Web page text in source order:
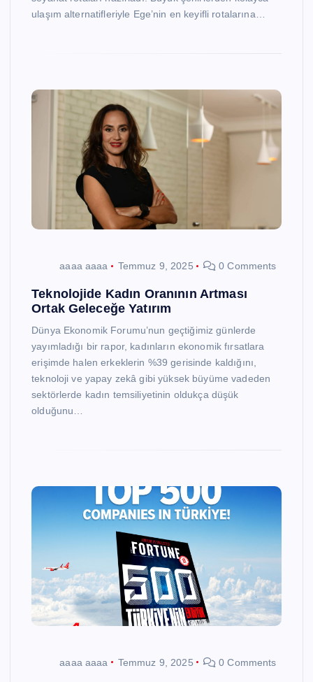
ulaşım alternatifleriyle Ege’nin en keyifli rotalarına…
aaaa aaaa Temmuz 9, 2025 0 Comments
Teknolojide Kadın Oranının Artması
Ortak Geleceğe Yatırım
Dünya Ekonomik Forumu’nun geçtiğimiz günlerde
yayımladığı bir rapor, kadınların ekonomik fırsatlara
erişimde halen erkeklerin %39 gerisinde kaldığını,
teknoloji ve yapay zekâ gibi yüksek büyüme vadeden
sektörlerde kadın temsiliyetinin oldukça düşük
olduğunu…
aaaa aaaa Temmuz 9, 2025 0 Comments